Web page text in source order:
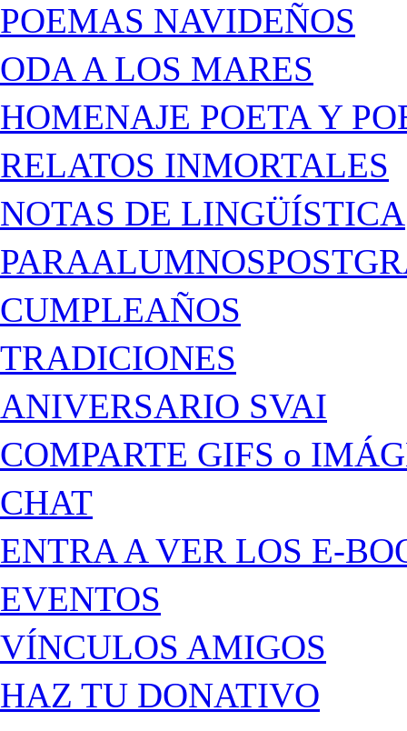
POEMAS NAVIDEÑOS
ODA A LOS MARES
HOMENAJE POETA Y
RELATOS INMORTALES
NOTAS DE LINGÜÍSTICA
CUMPLEAÑOS
TRADICIONES
ANIVERSARIO SVAI
COMPARTE GIFS o
CHAT
ENTRA A VER LOS E-
EVENTOS
VÍNCULOS AMIGOS
HAZ TU DONATIVO